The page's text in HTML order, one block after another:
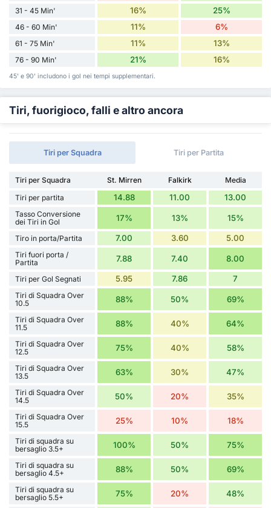
31 - 45 Min' 16% 25%
46 - 60 Min' 11% 6%
61 - 75 Min' 11% 13%
76 - 90 Min' 21% 16%
45' e 90' includono i gol nei tempi supplementari.
Tiri, fuorigioco, falli e altro ancora
Tiri per Squadra Tiri per Partita
Tiri per Squadra St. Mirren Falkirk
Media
Tiri per partita
14.88 11.00 13.00
Tasso Conversione
dei Tiri in Gol
17% 13% 15%
Tiro in porta/Partita 7.00 3.60 5.00
Tiri fuori porta /
Partita
7.88 7.40 8.00
Tiri per Gol Segnati 5.95 7.86 7
Tiri di Squadra Over
10.5
88% 50% 69%
Tiri di Squadra Over
11.5
88% 40% 64%
Tiri di Squadra Over
12.5
75% 40% 58%
Tiri di Squadra Over
13.5
63% 30% 47%
Tiri di Squadra Over
14.5
50% 20% 35%
Tiri di Squadra Over
15.5
25% 10% 18%
Tiri di squadra su
bersaglio 3.5+
100% 50% 75%
Tiri di squadra su
bersaglio 4.5+
88% 50% 69%
Tiri di squadra su
bersaglio 5.5+
75% 20% 48%